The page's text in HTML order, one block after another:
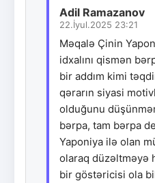
Adil Ramazanov
22.İyul.2025 23:21
Məqalə Çinin
idxalını qismən
bir addım kimi
qərarın siyasi
olduğunu
bərpa, tam bərpa
Yaponiya ilə olan
olaraq düzəltməyə
bir göstəricisi ola